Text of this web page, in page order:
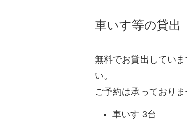
車いす等の貸出
無料でお貸出してい
い。
ご予約は承っておりま
車いす 3台